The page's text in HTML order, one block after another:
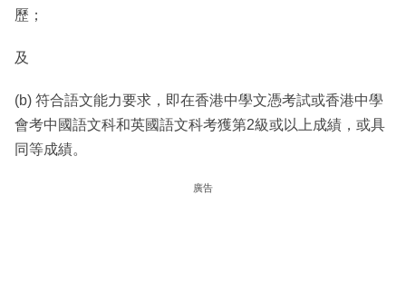
歷；
及
(b) 符合語文能力要求，即在香港中學文憑考試或香港中學
會考中國語文科和英國語文科考獲第2級或以上成績，或具
同等成績。
廣告